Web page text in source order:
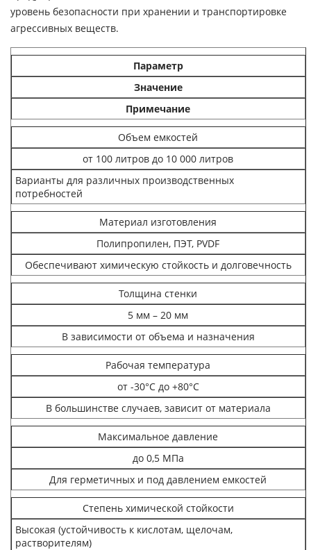
уровень безопасности при хранении и транспортировке
агрессивных веществ.
Параметр
Значение
Примечание
Объем емкостей
от 100 литров до 10 000 литров
Варианты для различных производственных
потребностей
Материал изготовления
Полипропилен, ПЭТ, PVDF
Обеспечивают химическую стойкость и долговечность
Толщина стенки
5 мм – 20 мм
В зависимости от объема и назначения
Рабочая температура
от -30°C до +80°C
В большинстве случаев, зависит от материала
Максимальное давление
до 0,5 МПа
Для герметичных и под давлением емкостей
Степень химической стойкости
Высокая (устойчивость к кислотам, щелочам,
растворителям)